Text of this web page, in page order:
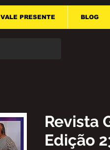
VALE PRESENTE BLOG
Revista
Edição